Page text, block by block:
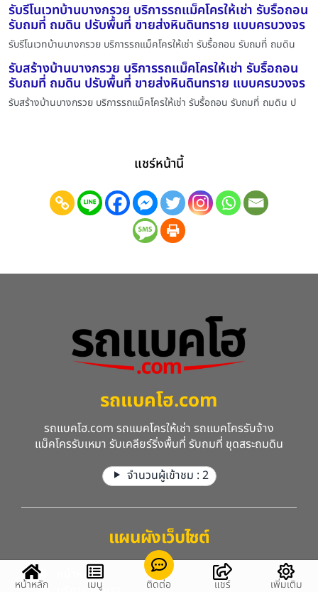
รับรีโนเวทบ้านบางกรวย บริการรถแม็คโครให้เช่า รับรื้อถอน
รับถมที่ ถมดิน ปรับพื้นที่ ขายส่งหินดินทราย แบบครบวงจร
รับรีโนเวทบ้านบางกรวย บริการรถแม็คโครให้เช่า รับรื้อถอน รับถมที่ ถมดิน
รับสร้างบ้านบางกรวย บริการรถแม็คโครให้เช่า รับรื้อถอน
รับถมที่ ถมดิน ปรับพื้นที่ ขายส่งหินดินทราย แบบครบวงจร
รับสร้างบ้านบางกรวย บริการรถแม็คโครให้เช่า รับรื้อถอน รับถมที่ ถมดิน ป
แชร์หน้านี้
รถแบคโฮ.com
รถแบคโฮ.com รถแมคโครให้เช่า รถแมคโครรับจ้าง
แม็คโครรับเหมา รับเคลียร์ริ่งพื้นที่ รับถมที่ ขุดสระถมดิน
จำนวนผู้เข้าชม : 2
แผนผังเว็บไซต์
หน้าหลัก
หน้าหลัก เมนู ติดต่อ แชร์ เพิ่มเติม